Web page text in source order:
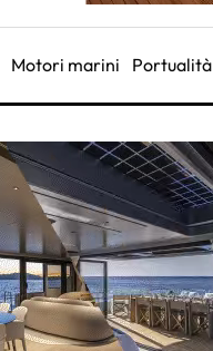
Motori marini Portualità